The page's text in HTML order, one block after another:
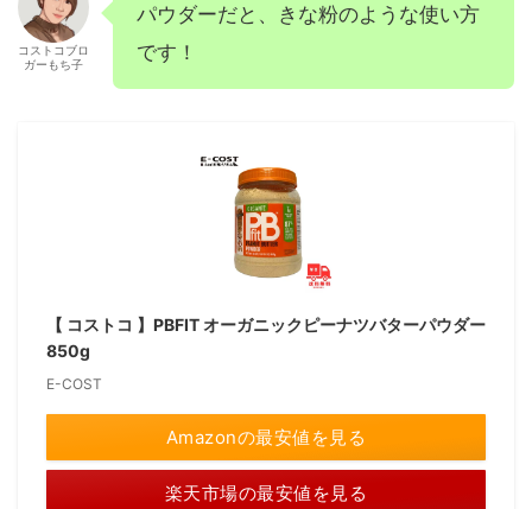
コストコブロ
ガーもち子
パウダーだと、きな粉のような使い方
です！
【 コストコ 】PBFIT オーガニックピーナツバターパウダー
850g
E-COST
Amazonの最安値を見る
楽天市場の最安値を見る